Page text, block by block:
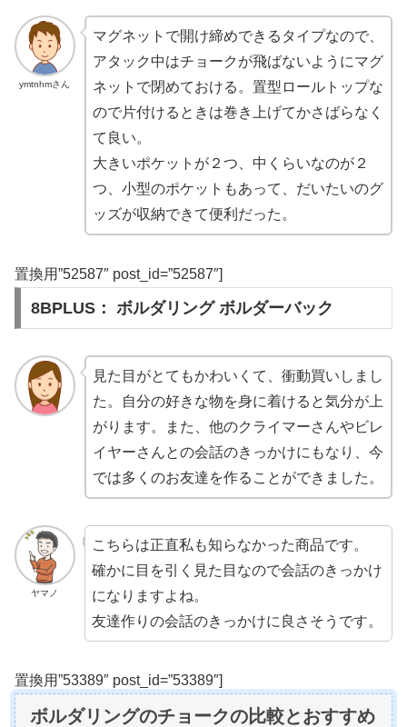
ymtnhmさん
マグネットで開け締めできるタイプなので、
アタック中はチョークが飛ばないようにマグ
ネットで閉めておける。置型ロールトップな
ので片付けるときは巻き上げてかさばらなく
て良い。
大きいポケットが２つ、中くらいなのが２
つ、小型のポケットもあって、だいたいのグ
ッズが収納できて便利だった。
置換用”52587″ post_id=”52587″]
8BPLUS： ボルダリング ボルダーバック
見た目がとてもかわいくて、衝動買いしまし
た。自分の好きな物を身に着けると気分が上
がります。また、他のクライマーさんやビレ
イヤーさんとの会話のきっかけにもなり、今
では多くのお友達を作ることができました。
ヤマノ
こちらは正直私も知らなかった商品です。
確かに目を引く見た目なので会話のきっかけ
になりますよね。
友達作りの会話のきっかけに良さそうです。
置換用”53389″ post_id=”53389″]
ボルダリングのチョークの比較とおすすめ